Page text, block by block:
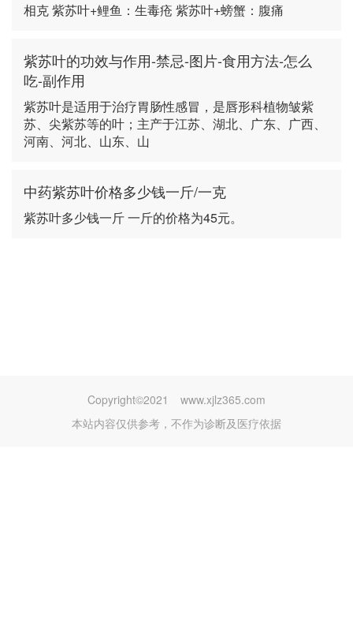
相克 紫苏叶+鲤鱼：生毒疮 紫苏叶+螃蟹：腹痛
紫苏叶的功效与作用-禁忌-图片-食用方法-怎么
吃-副作用
紫苏叶是适用于治疗胃肠性感冒，是唇形科植物皱紫
苏、尖紫苏等的叶；主产于江苏、湖北、广东、广西、
河南、河北、山东、山
中药紫苏叶价格多少钱一斤/一克
紫苏叶多少钱一斤 一斤的价格为45元。
Copyright©2021
www.xjlz365.com
本站内容仅供参考，不作为诊断及医疗依据